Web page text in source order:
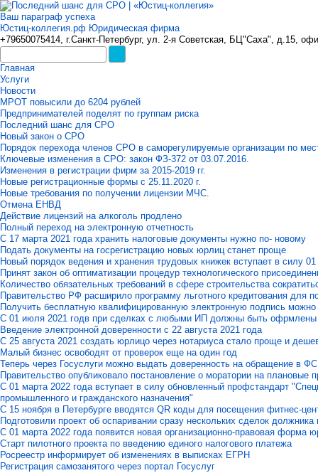
Ваш параграф успеха
Юстиц-коллегия.рф Юридическая фирма
+79650075414, г.Санкт-Петербург, ул. 2-я Советская, БЦ"Саха", д.15,
Главная
Услуги
Новости
МРОТ повысили до 6204 рублей
Предпринимателей поделят по группам риска
Последний шанс для СРО
Новый закон о СРО
Порядок перехода членов СРО в саморегулируемые организации по
Ключевые изменения в СРО: закон ФЗ-372 от 03.07.2016.
Изменения в регистрации фирм за 2015-2019 гг.
Новые регистрационные формы с 25.11.2020 г.
Новые требования по получении лицензии МЧС.
Отмена ЕНВД
Действие лицензий на алкоголь продлено
Полный переход на электронную отчетность
С 17 марта 2021 года хранить налоговые документы нужно по- новому
Подать документы на госрегистрацию новых юрлиц станет проще
Новый порядок ведения и хранения трудовых книжек вступает в силу 01
Принят закон об оптиматизации процедур технологического
Количество обязательных требований в сфере строительства
Правительство РФ расширило программу льготного кредитования для
Получить бесплатную квалифицированную электронную подпись
С 01 июля 2021 годв при сделках с любыми ИП должны быть
Введение электронной доверенности с 22 августа 2021 года
C 25 августа 2021 создать юрлицо через нотариуса стало проще и
Малый бизнес освободят от проверок еще на один год
Теперь через Госуслуги можно выдать доверенность на обращение в
Правительство опубликовало постановление о моратории на плановые
С 01 марта 2022 года вступает в силу обновленный профстандарт
промышленного и гражданского назначения"
С 15 ноября в Петербурге вводятся QR коды для посещения фитнес-
Подготовили проект об оспаривании сразу нескольких сделок должника
С 01 марта 2022 года появится новая организационно-правовая форма
Старт пилотного проекта по введению единого налогового платежа
Росреестр информирует об изменениях в выписках ЕГРН
Регистрация самозанятого через портал Госуслуг